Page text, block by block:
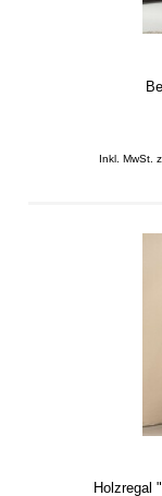
Inkl. MwSt.
Holzregal